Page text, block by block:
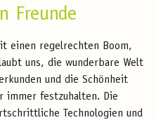
Freunde
einen regelrechten Boom,
uns, die wunderbare Welt
und die Schönheit
immer festzuhalten. Die
Technologien und